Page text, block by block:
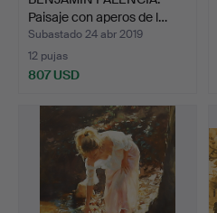
Paisaje con aperos de l…
Subastado 24 abr 2019
12 pujas
807 USD